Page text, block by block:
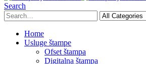
Search
Home
Usluge štampe
Ofset štampa
Digitalna štampa